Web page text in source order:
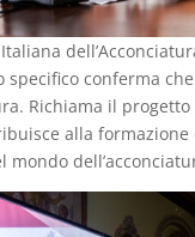
conferma
Richiama il
alla